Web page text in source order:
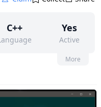
C++ Yes
Active
None
More